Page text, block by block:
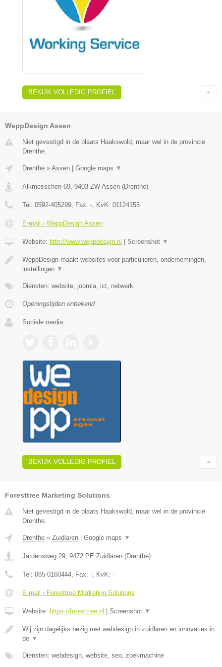
BEKIJK VOLLEDIG PROFIEL
WeppDesign Assen
Niet gevestigd in de plaats Haakswold, maar wel in de provincie
Drenthe.
Drenthe » Assen Google maps ▼
Alkmesschen 69 9403 ZW Assen (Drenthe)
Tel: 0592-405299 , Fax: - , KvK: 01124155
E-mail › WeppDesign Assen
Website: http://www.weppdesign.nl Screenshot ▼
WeppDesign maakt websites voor particulieren, ondernemingen,
instellingen ▼
Diensten: website, joomla, ict, netwerk
Openingstijden onbekend
Sociale media:
BEKIJK VOLLEDIG PROFIEL
Foresttree Marketing Solutions
Niet gevestigd in de plaats Haakswold, maar wel in de provincie
Drenthe.
Drenthe » Zuidlaren Google maps ▼
Jardensweg 29, 9472 PE Zuidlaren (Drenthe)
Tel: 085-0160444, Fax: -, KvK: -
E-mail › Foresttree Marketing Solutions
Website: https://foresttree.nl Screenshot ▼
Wij zijn dagelijks bezig met webdesign in zuidlaren en innovaties in
de ▼
Diensten: webdesign, website, seo, zoekmachine